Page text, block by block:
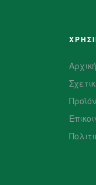
Αρχική